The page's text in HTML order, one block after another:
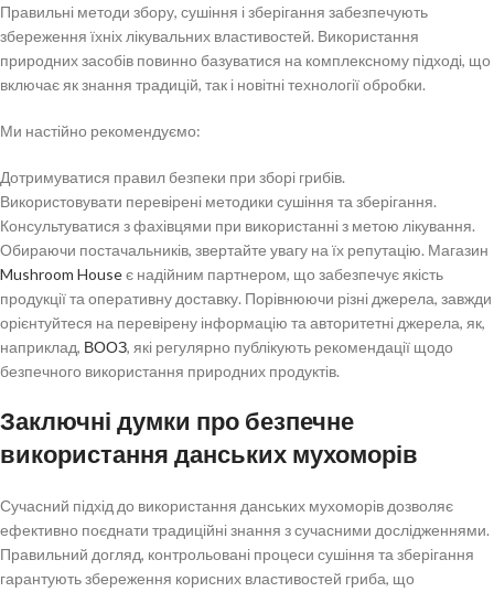
Правильні методи збору, сушіння і зберігання забезпечують
збереження їхніх лікувальних властивостей. Використання
природних засобів повинно базуватися на комплексному підході, що
включає як знання традицій, так і новітні технології обробки.
Ми настійно рекомендуємо:
Дотримуватися правил безпеки при зборі грибів.
Використовувати перевірені методики сушіння та зберігання.
Консультуватися з фахівцями при використанні з метою лікування.
Обираючи постачальників, звертайте увагу на їх репутацію. Магазин
Mushroom Houseє надійним партнером, що забезпечує якість
продукції та оперативну доставку. Порівнюючи різні джерела, завжди
орієнтуйтеся на перевірену інформацію та авторитетні джерела, як,
наприклад, ВООЗ, які регулярно публікують рекомендації щодо
безпечного використання природних продуктів.
Заключні думки про безпечне
використання данських мухоморів
Сучасний підхід до використання данських мухоморів дозволяє
ефективно поєднати традиційні знання з сучасними дослідженнями.
Правильний догляд, контрольовані процеси сушіння та зберігання
гарантують збереження корисних властивостей гриба, що